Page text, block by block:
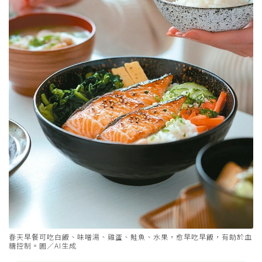
春天早餐可吃白飯、味噌湯、雞蛋、鮭魚、水果，愈早吃早飯，有助於血
糖控制。圖／AI生成